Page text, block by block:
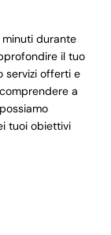
durante
il tuo
servizi offerti e
a
tuoi obiettivi